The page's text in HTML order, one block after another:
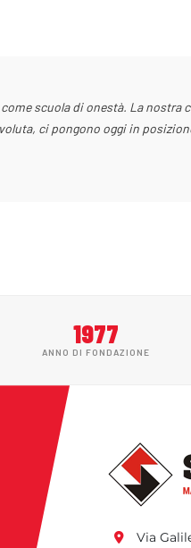
scuola di onestà. La nostra
ci pongono oggi in
1977
ANNO DI FONDAZIONE
Via